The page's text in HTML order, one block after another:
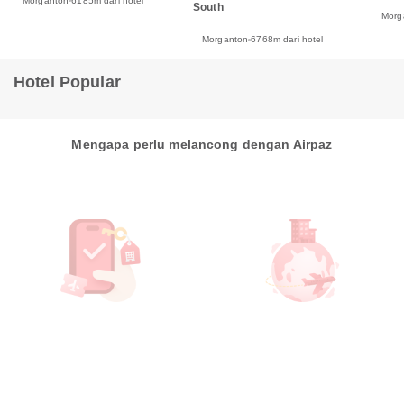
South
Morganton 6768m dari hotel
Hotel Popular
Mengapa perlu melancong dengan Airpaz